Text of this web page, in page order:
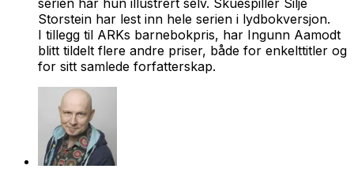
Storstein har lest inn hele serien i lydbokversjon.
I tillegg til ARKs barnebokpris, har Ingunn Aamodt
blitt tildelt flere andre priser, både for enkelttitler og
for sitt samlede forfatterskap.